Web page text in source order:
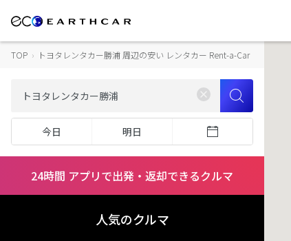
TOP › トヨタレンタカー勝浦 周辺の安い レンタカー Rent-a-Car
今日 明日
24時間 アプリで出発・返却できるクルマ
人気のクルマ